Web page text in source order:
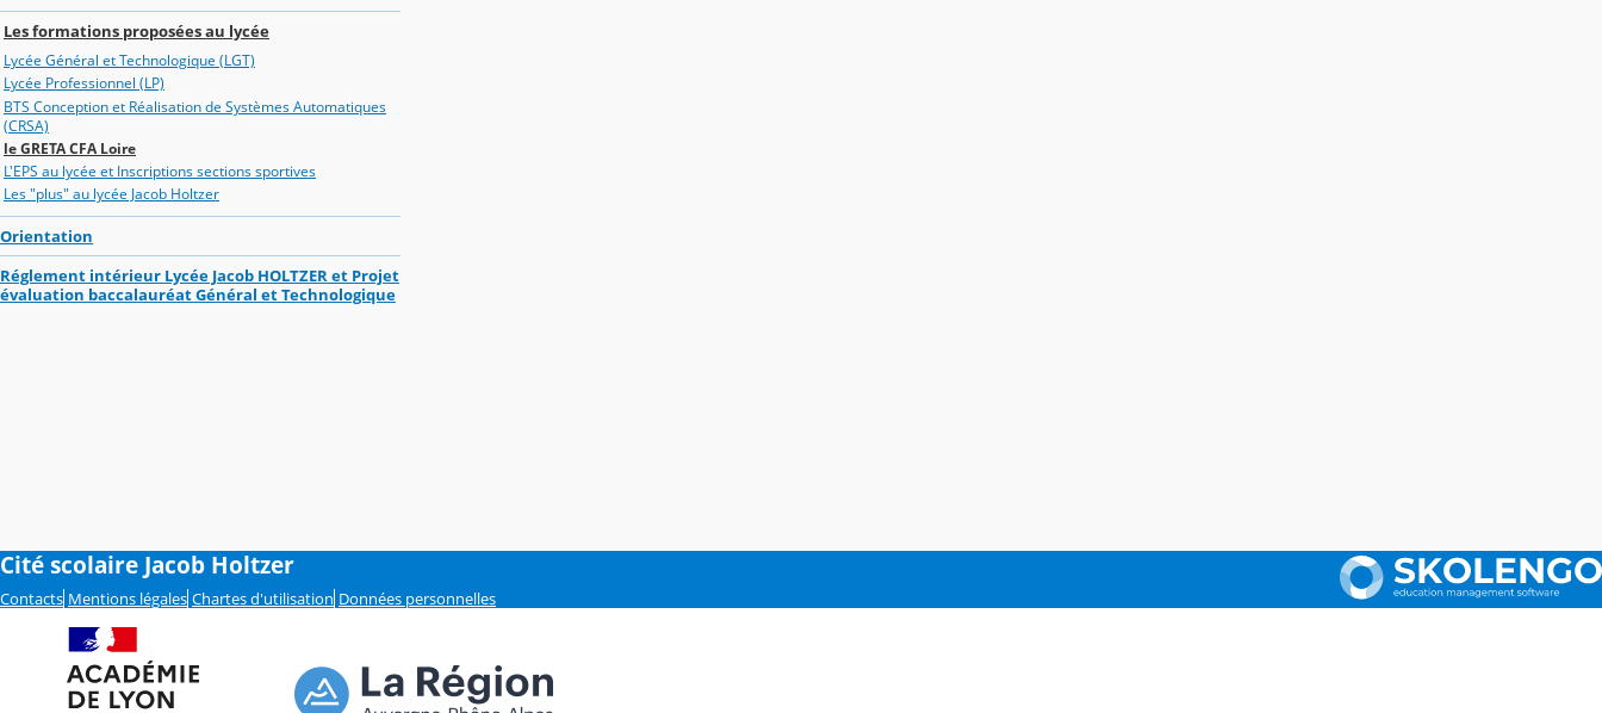
Les formations proposées au lycée
Lycée Général et Technologique (LGT)
Lycée Professionnel (LP)
BTS Conception et Réalisation de Systèmes Automatiques
(CRSA)
le GRETA CFA Loire
L'EPS au lycée et Inscriptions sections sportives
Les "plus" au lycée Jacob Holtzer
Orientation
Réglement intérieur Lycée Jacob HOLTZER et Projet
évaluation baccalauréat Général et Technologique
Cité scolaire Jacob Holtzer
Contacts Mentions légales Chartes d'utilisation Données personnelles